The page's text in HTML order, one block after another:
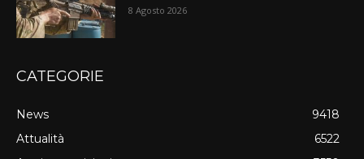
8 Agosto 2026
CATEGORIE
News
9418
Attualità
6522